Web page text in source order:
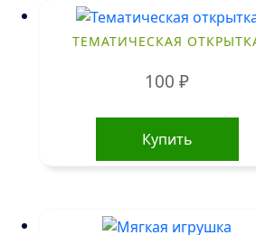
ТЕМАТИЧЕСКАЯ
100₽
Купить